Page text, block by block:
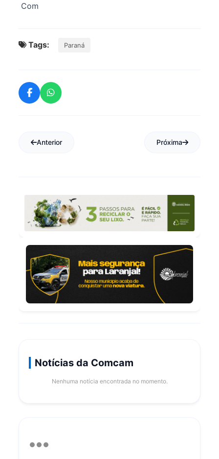
Com
Tags: Paraná
Anterior Próxima
Notícias da Comcam
Nenhuma notícia encontrada no momento.